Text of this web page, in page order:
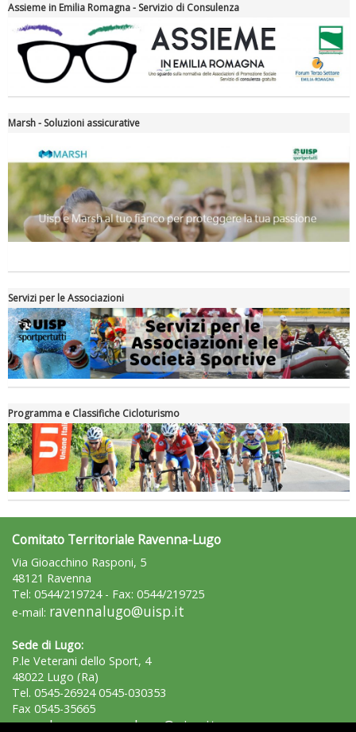
Tiziano Pesce nel Cda di Fondazione Terzjus: prima riunione a
Roma
Assieme in Emilia Romagna - Servizio di Consulenza
Marsh - Soluzioni assicurative
Servizi per le Associazioni
Programma e Classifiche Cicloturismo
Comitato Territoriale Ravenna-Lugo
Via Gioacchino Rasponi, 5
48121 Ravenna
Tel: 0544/219724 - Fax: 0544/219725
e-mail: ravennalugo@uisp.it
Sede di Lugo:
P.le Veterani dello Sport, 4
48022 Lugo (Ra)
Tel. 0545-26924 0545-030353
Fax 0545-35665
e-mail:lugo.ravennalugo@uisp.it